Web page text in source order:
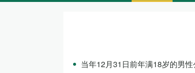
当年12月31日前年满18岁的男